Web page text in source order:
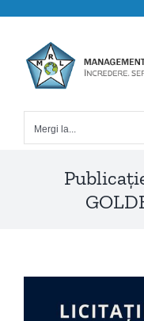
content
Mergi la...
Larger